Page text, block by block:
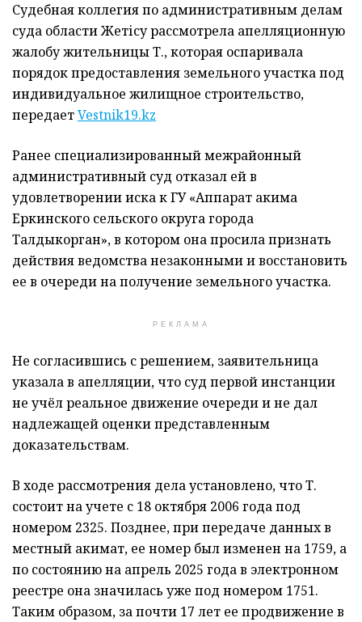
Судебная коллегия по административным делам
суда области Жетісу рассмотрела апелляционную
жалобу жительницы Т., которая оспаривала
порядок предоставления земельного участка под
индивидуальное жилищное строительство,
передаетVestnik19.kz
Ранее специализированный межрайонный
административный суд отказал ей в
удовлетворении иска к ГУ «Аппарат акима
Еркинского сельского округа города
Талдыкорган», в котором она просила признать
действия ведомства незаконными и восстановить
ее в очереди на получение земельного участка.
РЕКЛАМА
Не согласившись с решением, заявительница
указала в апелляции, что суд первой инстанции
не учёл реальное движение очереди и не дал
надлежащей оценки представленным
доказательствам.
В ходе рассмотрения дела установлено, что Т.
состоит на учете с 18 октября 2006 года под
номером 2325. Позднее, при передаче данных в
местный акимат, ее номер был изменен на 1759, а
по состоянию на апрель 2025 года в электронном
реестре она значилась уже под номером 1751.
Таким образом, за почти 17 лет ее продвижение в